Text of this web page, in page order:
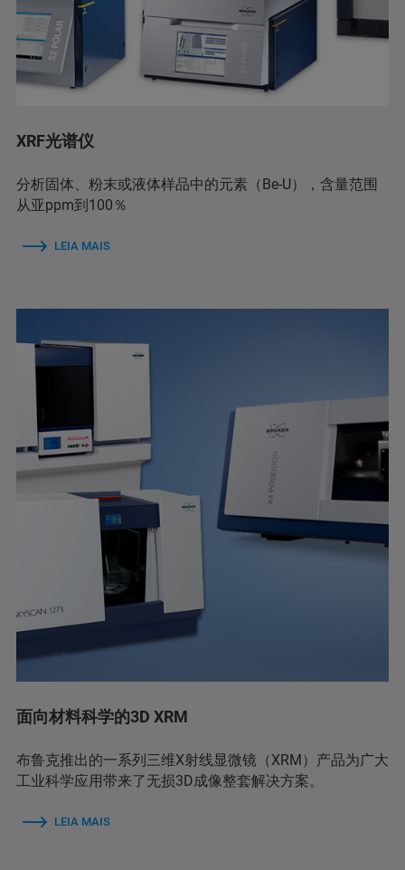
XRF光谱仪
分析固体、粉末或液体样品中的元素（Be-U），含量范围
从亚ppm到100％
LEIA MAIS
面向材料科学的3D XRM
布鲁克推出的一系列三维X射线显微镜（XRM）产品为广大
工业科学应用带来了无损3D成像整套解决方案。
LEIA MAIS